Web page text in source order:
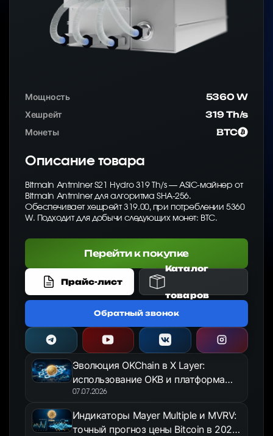
Мощность
5360 W
Хешрейт
319 Th/s
Монеты
BTC
Описание товара
Bitmain Antminer S21 Hydro 319 Th/s — ASIC-майнер от
Bitmain Antminer для алгоритма SHA-256.
Обеспечивает хешрейт 319.00, при потреблении 5360
W. Подходит для добычи следующих монет: BTC.
Перейти к покупке
Прайс-лист
Каталог
товаров
Обратный звонок
Эволюция OKChain в X Layer:
использование OKB и платформа
OKX Jumpstart в 2026 году
07.07.2026
Индикаторы Mayer Multiple и MVRV:
точный прогноз цены Bitcoin в 2026